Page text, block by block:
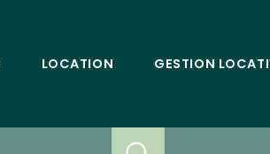
LOCATION GESTION